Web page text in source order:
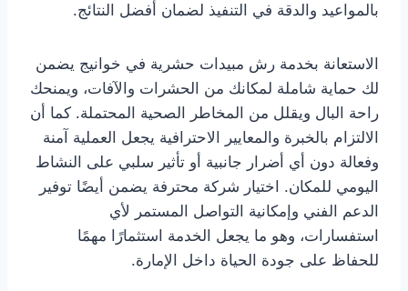
بالمواعيد والدقة في التنفيذ لضمان أفضل النتائج.
الاستعانة بخدمة رش مبيدات حشرية في خوانيج يضمن
لك حماية شاملة لمكانك من الحشرات والآفات، ويمنحك
راحة البال ويقلل من المخاطر الصحية المحتملة. كما أن
الالتزام بالخبرة والمعايير الاحترافية يجعل العملية آمنة
وفعالة دون أي أضرار جانبية أو تأثير سلبي على النشاط
اليومي للمكان. اختيار شركة محترفة يضمن أيضًا توفير
الدعم الفني وإمكانية التواصل المستمر لأي
استفسارات، وهو ما يجعل الخدمة استثمارًا مهمًا
للحفاظ على جودة الحياة داخل الإمارة.